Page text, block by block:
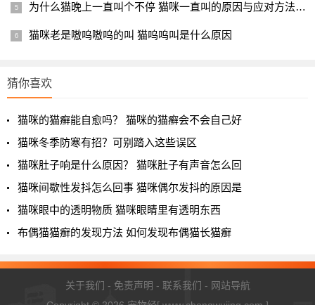
为什么猫晚上一直叫个不停 猫咪一直叫的原因与应对方法分享
猫咪老是嗷呜嗷呜的叫 猫呜呜叫是什么原因
猜你喜欢
猫咪的猫癣能自愈吗？ 猫咪的猫癣会不会自己好
猫咪冬季防寒有招？可别踏入这些误区
猫咪肚子响是什么原因？ 猫咪肚子有声音怎么回
猫咪间歇性发抖怎么回事 猫咪偶尔发抖的原因是
猫咪眼中的透明物质 猫咪眼睛里有透明东西
布偶猫猫癣的发现方法 如何发现布偶猫长猫癣
关于我们 - 免责声明 - 联系我们 - 网站导航